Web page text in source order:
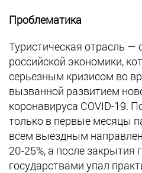
Проблематика
Туристическая отрасль —
российской экономики,
серьезным кризисом во
вызванной развитием
коронавируса COVID-19.
только в первые месяцы
всем выездным
20-25%, а после закрытия
государствами упал